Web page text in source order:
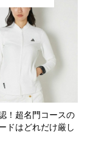
！超名門コースの
ドはどれだけ厳し